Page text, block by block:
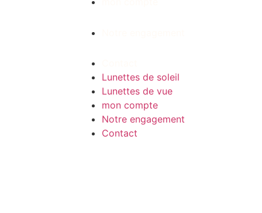
Lunettes de soleil
Lunettes de vue
mon compte
Notre engagement
Contact